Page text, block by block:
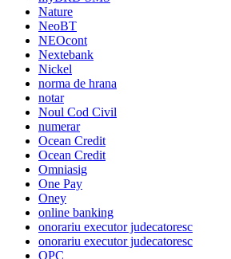
Nature
NeoBT
NEOcont
Nextebank
Nickel
norma de hrana
notar
Noul Cod Civil
numerar
Ocean Credit
Ocean Credit
Omniasig
One Pay
Oney
online banking
onorariu executor judecatoresc
onorariu executor judecatoresc
OPC